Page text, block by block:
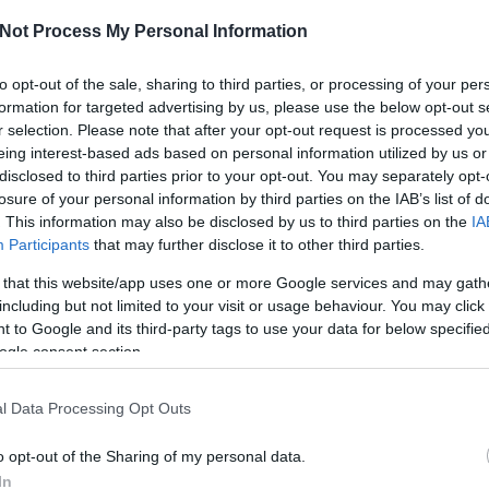
Process My Personal Information
opt-out of the sale, sharing to third parties, or processing of your
for targeted advertising by us, please use the below opt-out
selection. Please note that after your opt-out request is processed
interest-based ads based on personal information utilized by us
to third parties prior to your opt-out. You may separately
of your personal information by third parties on the IAB’s list of
This information may also be disclosed by us to third parties on the
Participants that may further disclose it to other third parties.
that this website/app uses one or more Google services and may
but not limited to your visit or usage behaviour. You may
to Google and its third-party tags to use your data for below
consent section.
Data Processing Opt Outs
opt-out of the Sharing of my personal data.
álljon tőlem efféle szándék. Mindössze arról van
tud kibontakozni, ha maradékokra szorul.
hogy az úgynevezett 'szükség' ilyen módon hat
Szólj hozzá!
KÖRNYEZETBARÁT
A